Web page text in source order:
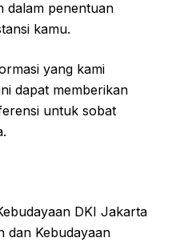
dalam penentuan
kamu.
yang kami
dapat memberikan
untuk sobat
DKI Jakarta
dan Kebudayaan